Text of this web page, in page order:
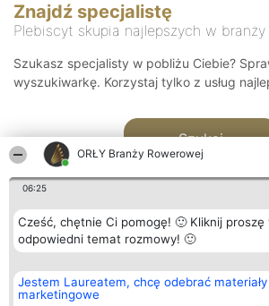
ORŁY Branży Rowerowej
06:25
Cześć, chętnie Ci pomogę! 🙂 Kliknij proszę
odpowiedni temat rozmowy! 🙂
Jestem Laureatem, chcę odebrać materiały
marketingowe
Znajdź specjalistę
Plebiscyt skupia najlepszych w branży
Szukasz specjalisty w pobliżu Ciebie?
wyszukiwarkę. Korzystaj tylko z usług
Szukaj
Organizator plebiscytu
Bright Side Solutions sp. z o.
o. sp. k.
Plebiscyt
Laureaci